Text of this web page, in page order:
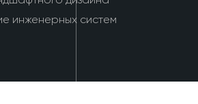
инженерных систем